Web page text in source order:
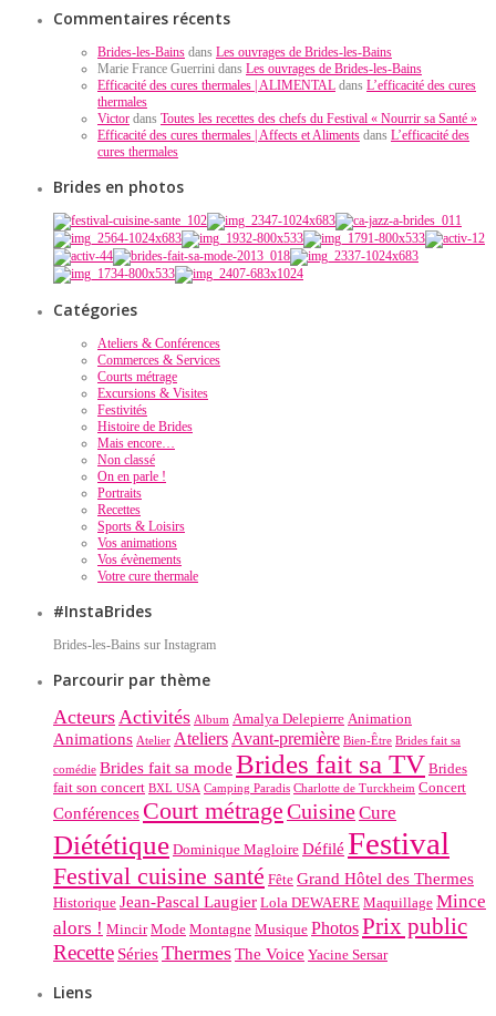
Commentaires récents
Brides-les-Bains dans Les ouvrages de Brides-les-Bains
Marie France Guerrini dans Les ouvrages de Brides-les-Bains
Efficacité des cures thermales | ALIMENTAL dans L’efficacité des cures
thermales
Victor dans Toutes les recettes des chefs du Festival « Nourrir sa Santé »
Efficacité des cures thermales | Affects et Aliments dans L’efficacité des
cures thermales
Brides en photos
Catégories
Ateliers & Conférences
Commerces & Services
Courts métrage
Excursions & Visites
Festivités
Histoire de Brides
Mais encore…
Non classé
On en parle !
Portraits
Recettes
Sports & Loisirs
Vos animations
Vos évènements
Votre cure thermale
#InstaBrides
Brides-les-Bains sur Instagram
Parcourir par thème
ActeursActivités Album Amalya Delepierre Animation
Animations Atelier AteliersAvant-première Bien-Être Brides fait sa
comédie Brides fait sa mode Brides fait sa TV Brides
fait son concert BXL USA Camping Paradis Charlotte de Turckheim Concert
Conférences Court métrageCuisineCure
Diététique Dominique Magloire Défilé Festival
Festival cuisine santé Fête Grand Hôtel des Thermes
Historique Jean-Pascal Laugier Lola DEWAERE Maquillage Mince
alors ! Mincir Mode Montagne Musique PhotosPrix public
Recette SériesThermesThe Voice Yacine Sersar
Liens